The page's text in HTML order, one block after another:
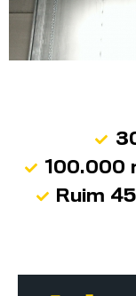
100.000
Ruim